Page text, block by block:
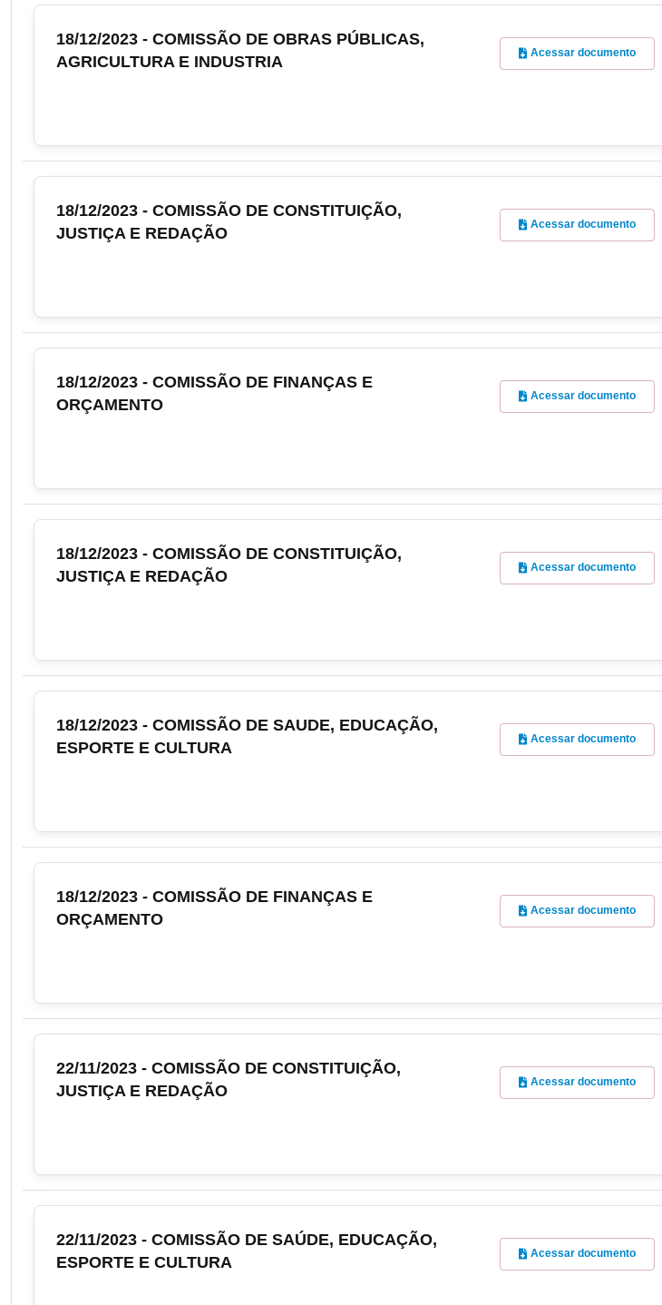
18/12/2023 - COMISSÃO DE OBRAS PÚBLICAS,
AGRICULTURA E INDUSTRIA
Acessar documento
18/12/2023 - COMISSÃO DE CONSTITUIÇÃO,
JUSTIÇA E REDAÇÃO
Acessar documento
18/12/2023 - COMISSÃO DE FINANÇAS E
ORÇAMENTO
Acessar documento
18/12/2023 - COMISSÃO DE CONSTITUIÇÃO,
JUSTIÇA E REDAÇÃO
Acessar documento
18/12/2023 - COMISSÃO DE SAUDE, EDUCAÇÃO,
ESPORTE E CULTURA
Acessar documento
18/12/2023 - COMISSÃO DE FINANÇAS E
ORÇAMENTO
Acessar documento
22/11/2023 - COMISSÃO DE CONSTITUIÇÃO,
JUSTIÇA E REDAÇÃO
Acessar documento
22/11/2023 - COMISSÃO DE SAÚDE, EDUCAÇÃO,
ESPORTE E CULTURA
Acessar documento